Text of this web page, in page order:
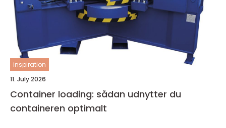
inspiration
11. July 2026
Container loading: sådan udnytter du
containeren optimalt